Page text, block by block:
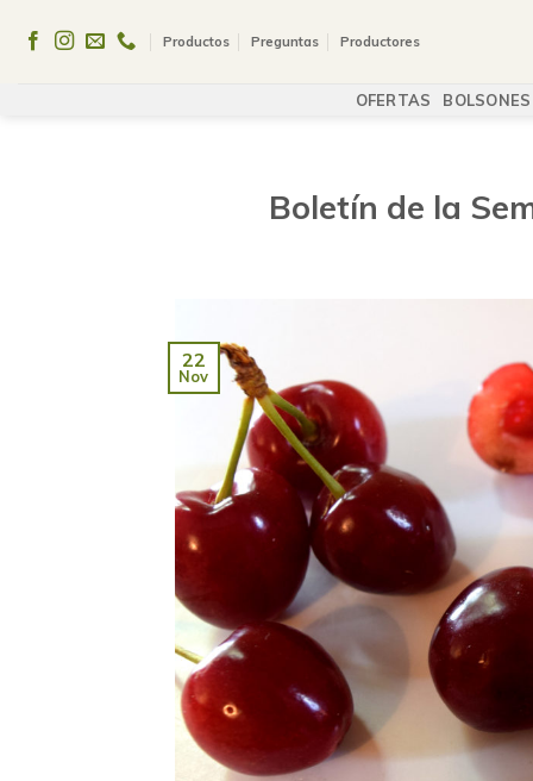
Productos Preguntas Productores
OFERTAS BOLSONES
Boletín de la
22
Nov